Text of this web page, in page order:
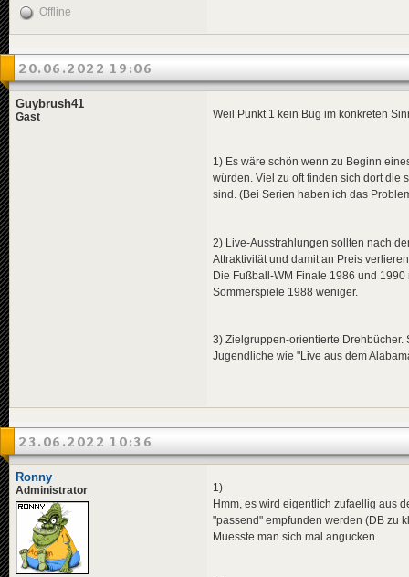
Offline
20.06.2022 19:06
Guybrush41
Gast Weil Punkt 1 kein Bug im konkreten
1) Es wäre schön wenn zu Beginn
würden. Viel zu oft finden sich dort die
sind. (Bei Serien haben ich das
2) Live-Ausstrahlungen sollten nach
Attraktivität und damit an Preis
Die Fußball-WM Finale 1986 und
Sommerspiele 1988 weniger.
3) Zielgruppen-orientierte Drehbücher.
Jugendliche wie "Live aus dem
23.06.2022 10:36
Ronny
Administrator
1)
Hmm, es wird eigentlich zufaellig aus
"passend" empfunden werden (DB zu
Muesste man sich mal angucken